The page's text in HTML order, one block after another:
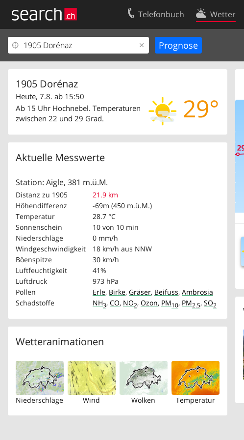
Telefonbuch Wetter
1905 Dorénaz
29°
Heute, 7.8. ab 15:50
Ab 15 Uhr Hochnebel. Temperaturen
zwischen 22 und 29 Grad.
Aktuelle Messwerte
Station: Aigle, 381 m.ü.M.
Distanz zu 1905
21.9 km
Höhendifferenz
-69m (450 m.ü.M.)
Temperatur
28.7 °C
Sonnenschein
10 von 10 min
Niederschläge
0 mm/h
Windgeschwindigkeit
18 km/h aus NNW
Böenspitze
30 km/h
Luftfeuchtigkeit
41%
Luftdruck
973 hPa
Pollen
Erle, Birke, Gräser, Beifuss, Ambrosia
Schadstoffe
NH3, CO, NO2, Ozon, PM10, PM2.5, SO2
Wetteranimationen
Niederschläge Wind Wolken Temperatur
Ihr Eintrag
Kundencenter Geschäftskunden
Kontakt